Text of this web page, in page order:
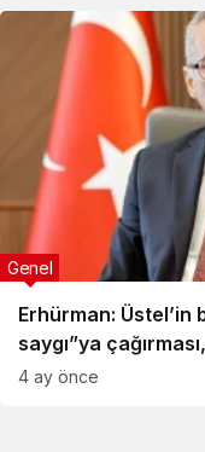
Erhürman:
saygı”ya
Genel
4 ay önce